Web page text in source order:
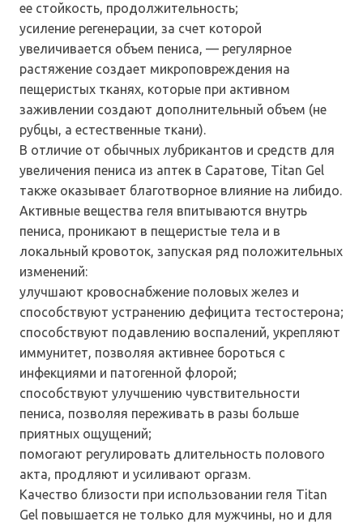
ее стойкость, продолжительность;
усиление регенерации, за счет которой
увеличивается объем пениса, — регулярное
растяжение создает микроповреждения на
пещеристых тканях, которые при активном
заживлении создают дополнительный объем (не
рубцы, а естественные ткани).
В отличие от обычных лубрикантов и средств для
увеличения пениса из аптек в Саратове, Titan Gel
также оказывает благотворное влияние на либидо.
Активные вещества геля впитываются внутрь
пениса, проникают в пещеристые тела и в
локальный кровоток, запуская ряд положительных
изменений:
улучшают кровоснабжение половых желез и
способствуют устранению дефицита тестостерона;
способствуют подавлению воспалений, укрепляют
иммунитет, позволяя активнее бороться с
инфекциями и патогенной флорой;
способствуют улучшению чувствительности
пениса, позволяя переживать в разы больше
приятных ощущений;
помогают регулировать длительность полового
акта, продляют и усиливают оргазм.
Качество близости при использовании геля Titan
Gel повышается не только для мужчины, но и для